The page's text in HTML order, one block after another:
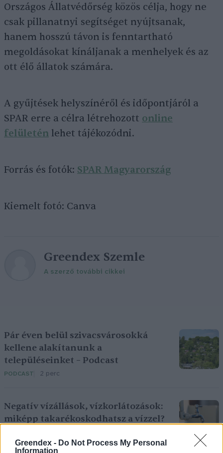
Greendex - Do Not Process My Personal
Information
Országos Állatvédőrség közös célja, hogy ne
csak pillanatnyi segítséget nyújtsanak,
hanem hosszú távon is fenntartható
megoldásokat kínáljanak a menhelyek és az
ott élő állatok számára.
A gyűjtések helyszínéről és időpontjáról a
SPAR erre a célra létrehozott online
felületén lehet tájékozódni.
Forrás és fotók: SPAR Magyarország
Kiemelt fotó: Canva
Greendex Szemle
A szerző további cikkei
Pár éven belül szivacsvárosokká
kellene alakítanunk a
településeinket – Podcast
PODCAST 2 perc
Negatív vízállások, vízkorlátozások:
miképp takarékoskodhatsz a vízzel?